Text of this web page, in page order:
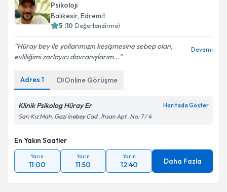
Psikoloji
Balıkesir, Edremit
5 (10 Değerlendirme)
Hüray bey ile yollarımızın kesişmesine sebep olan,
evliliğimi zorlayıcı davranışlarım...
Devamı
Adres 1 Online Görüşme
Klinik Psikolog Hüray Er Haritada Göster
Sarı Kız Mah. Gazi İnebey Cad . İhsan Apt . No: 7 / 4
En Yakın Saatler
Yarın
11:00
Yarın
11:50
Yarın
12:40 Daha Fazla